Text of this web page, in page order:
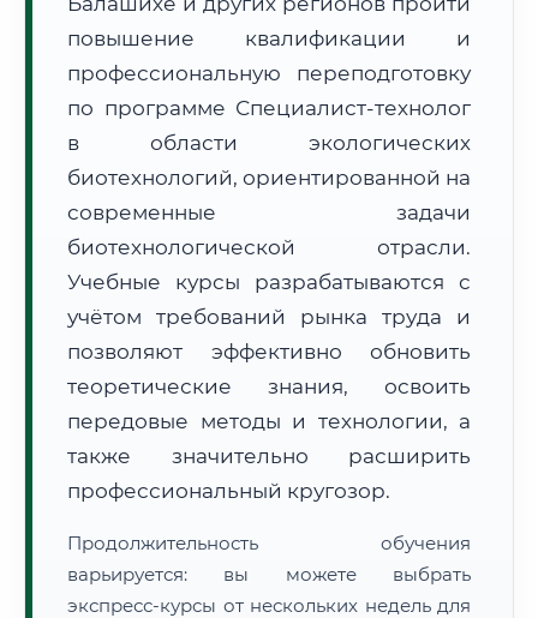
Расчет логистики оригиналов:
• Маршрут транзита:~2 790 км
повышение квалификации и
профессиональную переподготовку
по программе Специалист-технолог
в области экологических
биотехнологий, ориентированной на
современные задачи
биотехнологической отрасли.
Учебные курсы разрабатываются с
учётом требований рынка труда и
позволяют эффективно обновить
теоретические знания, освоить
передовые методы и технологии, а
также значительно расширить
профессиональный кругозор.
Продолжительность обучения
варьируется: вы можете выбрать
экспресс-курсы от нескольких недель для